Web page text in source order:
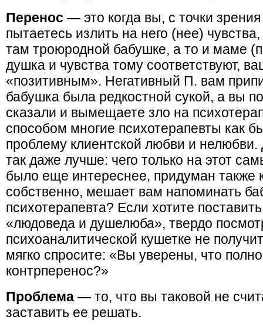
Перенос — это когда вы, с точки
пытаетесь излить на него (нее)
там троюродной бабушке, а то и маме
душка и чувства тому соответствуют,
«позитивным». Негативный П. вам
бабушка была редкостной сукой, а вы
сказали и вымещаете зло на
способом многие психотерапевты как
проблему клиентской любви и
так даже лучше: чего только на этот
было еще интереснее, придуман также
собственно, мешает вам напоминать
психотерапевта? Если хотите
«людоведа и душелюба», твердо
психоаналитической кушетке не
мягко спросите: «Вы уверены, что
контрперенос?»
Проблема — то, что вы таковой не
заставить ее решать.